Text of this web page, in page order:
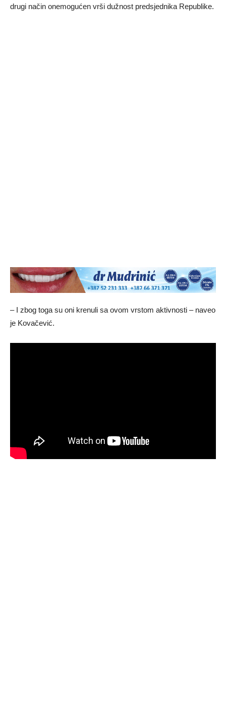
drugi način onemogućen vrši dužnost predsjednika Republike.
– I zbog toga su oni krenuli sa ovom vrstom aktivnosti – naveo
je Kovačević.